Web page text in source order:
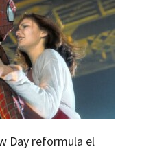
Day reformula el